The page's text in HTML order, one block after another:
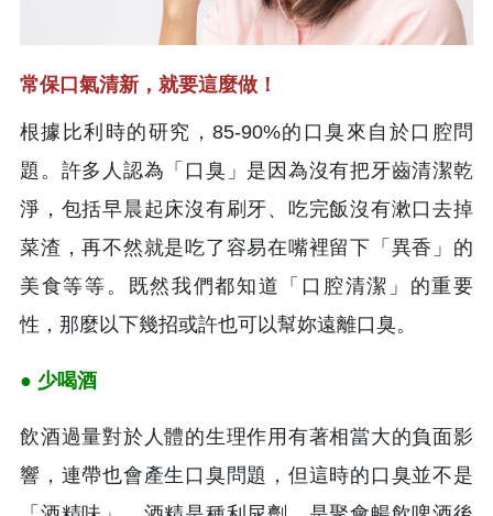
常保口氣清新，就要這麼做！
根據比利時的研究，85-90%的口臭來自於口腔問
題。許多人認為「口臭」是因為沒有把牙齒清潔乾
淨，包括早晨起床沒有刷牙、吃完飯沒有漱口去掉
菜渣，再不然就是吃了容易在嘴裡留下「異香」的
美食等等。既然我們都知道「口腔清潔」的重要
性，那麼以下幾招或許也可以幫妳遠離口臭。
● 少喝酒
飲酒過量對於人體的生理作用有著相當大的負面影
響，連帶也會產生口臭問題，但這時的口臭並不是